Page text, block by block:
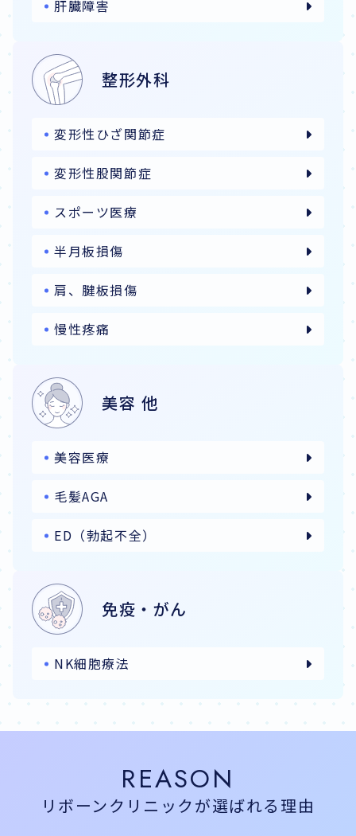
肝臓障害
整形外科
変形性ひざ関節症
変形性股関節症
スポーツ医療
半月板損傷
肩、腱板損傷
慢性疼痛
美容 他
美容医療
毛髪AGA
ED（勃起不全）
免疫・がん
NK細胞療法
REASON
リボーンクリニックが選ばれる理由